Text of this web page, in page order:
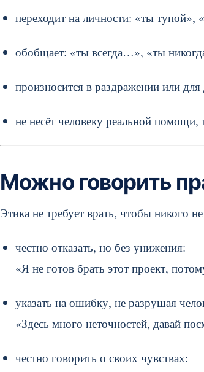
переходит на личности: «ты
обобщает: «ты всегда…», «ты
произносится в раздражении или
не несёт человеку реальной помощи,
Можно говорить
Этика не требует врать, чтобы никого
честно отказать, но без унижения:
«Я не готов брать этот проект,
указать на ошибку, не разрушая
«Здесь много неточностей, давай
честно говорить о своих чувствах: